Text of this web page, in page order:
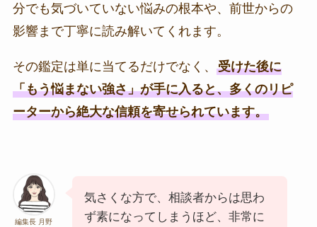
分でも気づいていない悩みの根本や、前世からの
影響まで丁寧に読み解いてくれます。
その鑑定は単に当てるだけでなく、 受けた後に
「もう悩まない強さ」が手に入ると、多くのリピ
ーターから絶大な信頼を寄せられています。
編集長 月野
気さくな方で、相談者からは思わ
ず素になってしまうほど、非常に